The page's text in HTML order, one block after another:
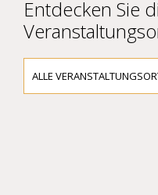
Entdecken Sie
ALLE